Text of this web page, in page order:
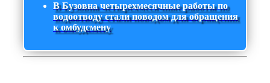
В Бузовна четырехмесячные работы по
водоотводу стали поводом для обращения
к омбудсмену